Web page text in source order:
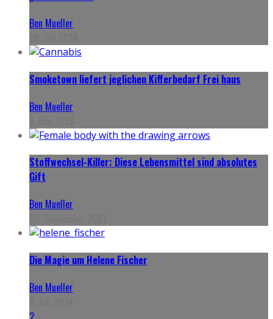
Ben Mueller
Smoketown liefert jeglichen Kifferbedarf Frei haus
Ben Mueller
Stoffwechsel-Killer: Diese Lebensmittel sind absolutes
Gift
Ben Mueller
Die Magie um Helene Fischer
Ben Mueller